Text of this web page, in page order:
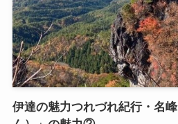
伊達の魅力つれづれ紀行・名